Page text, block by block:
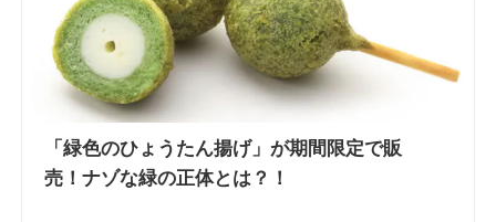
「緑色のひょうたん揚げ」が期間限定で販
売！ナゾな緑の正体とは？！